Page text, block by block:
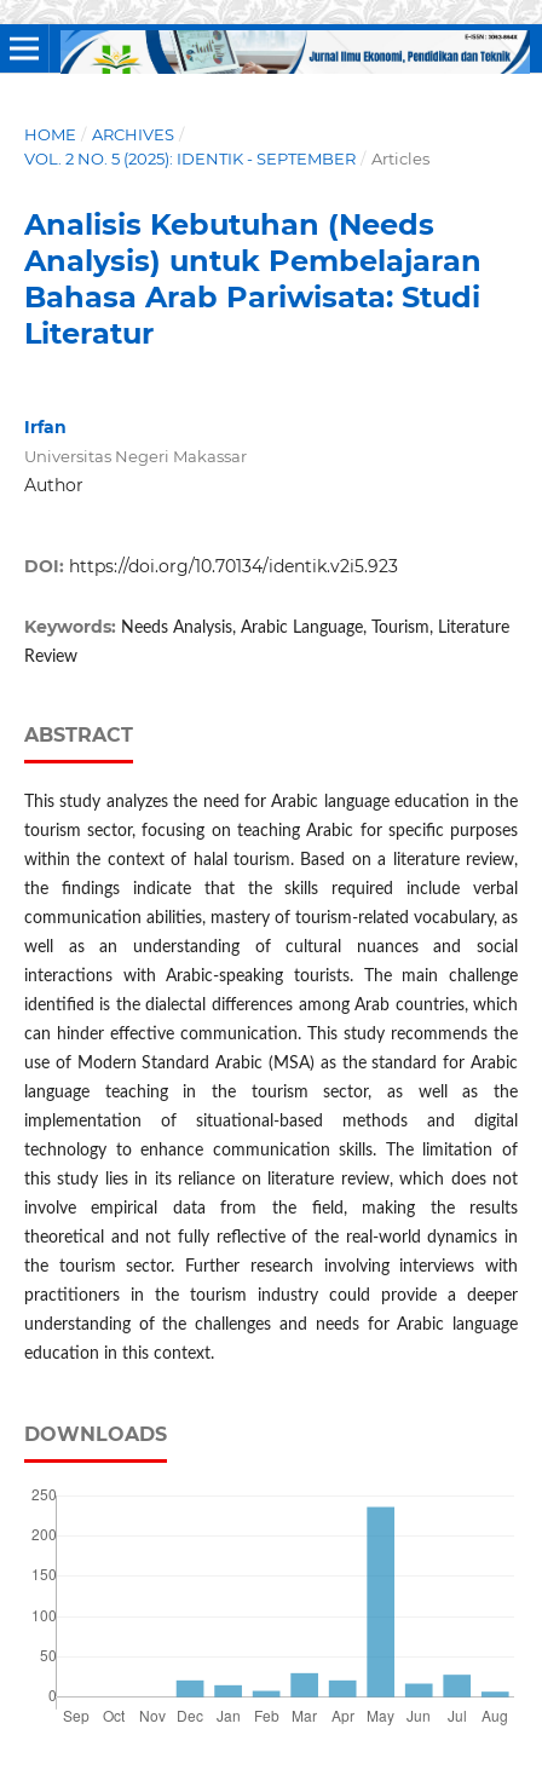
HOME / ARCHIVES /
VOL. 2 NO. 5 (2025): IDENTIK - SEPTEMBER / Articles
Analisis Kebutuhan (Needs
Analysis) untuk Pembelajaran
Bahasa Arab Pariwisata: Studi
Literatur
Irfan
Universitas Negeri Makassar
Author
DOI: https://doi.org/10.70134/identik.v2i5.923
Keywords: Needs Analysis, Arabic Language, Tourism, Literature
Review
ABSTRACT
This study analyzes the need for Arabic language education in the
tourism sector, focusing on teaching Arabic for specific purposes
within the context of halal tourism. Based on a literature review,
the findings indicate that the skills required include verbal
communication abilities, mastery of tourism-related vocabulary, as
well as an understanding of cultural nuances and social
interactions with Arabic-speaking tourists. The main challenge
identified is the dialectal differences among Arab countries, which
can hinder effective communication. This study recommends the
use of Modern Standard Arabic (MSA) as the standard for Arabic
language teaching in the tourism sector, as well as the
implementation of situational-based methods and digital
technology to enhance communication skills. The limitation of
this study lies in its reliance on literature review, which does not
involve empirical data from the field, making the results
theoretical and not fully reflective of the real-world dynamics in
the tourism sector. Further research involving interviews with
practitioners in the tourism industry could provide a deeper
understanding of the challenges and needs for Arabic language
education in this context.
DOWNLOADS